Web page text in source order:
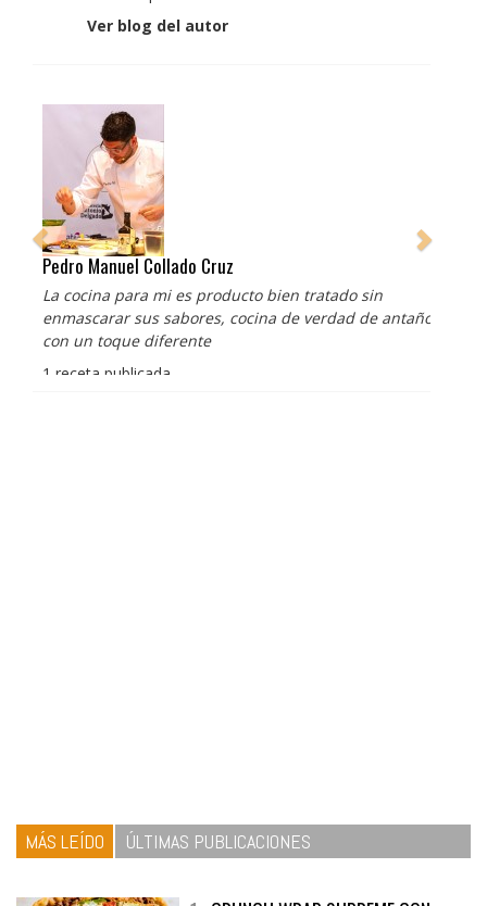
Ver blog del autor
Pedro Manuel Collado Cruz
La cocina para mi es producto bien tratado sin
enmascarar sus sabores, cocina de verdad de antaño
con un toque diferente
1 receta publicada